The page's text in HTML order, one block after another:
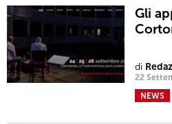
Gli
di
22
NEWS